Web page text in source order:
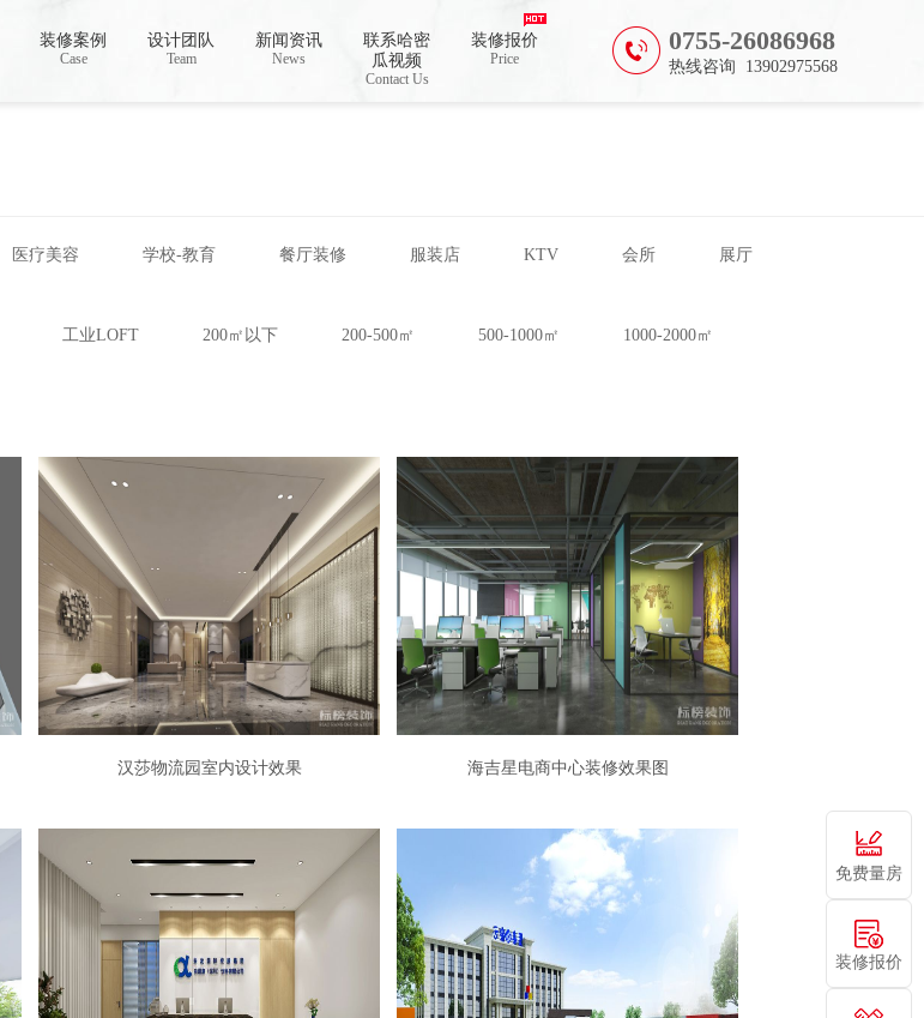
下载安装
0755-26086968
热线咨询 13902975568
装修案例
Case
设计团队
Team
新闻资讯
News
联系哈密
瓜视频
Contact Us
装修报价
Price
医疗美容 学校-教育 餐厅装修 服装店 KTV 会所 展厅
工业LOFT 200㎡以下 200-500㎡ 500-1000㎡ 1000-2000㎡
汉莎物流园室内设计效果 海吉星电商中心装修效果图
免费量房
装修报价